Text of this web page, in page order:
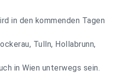
in den kommenden Tagen
Tulln, Hollabrunn,
in Wien unterwegs sein.